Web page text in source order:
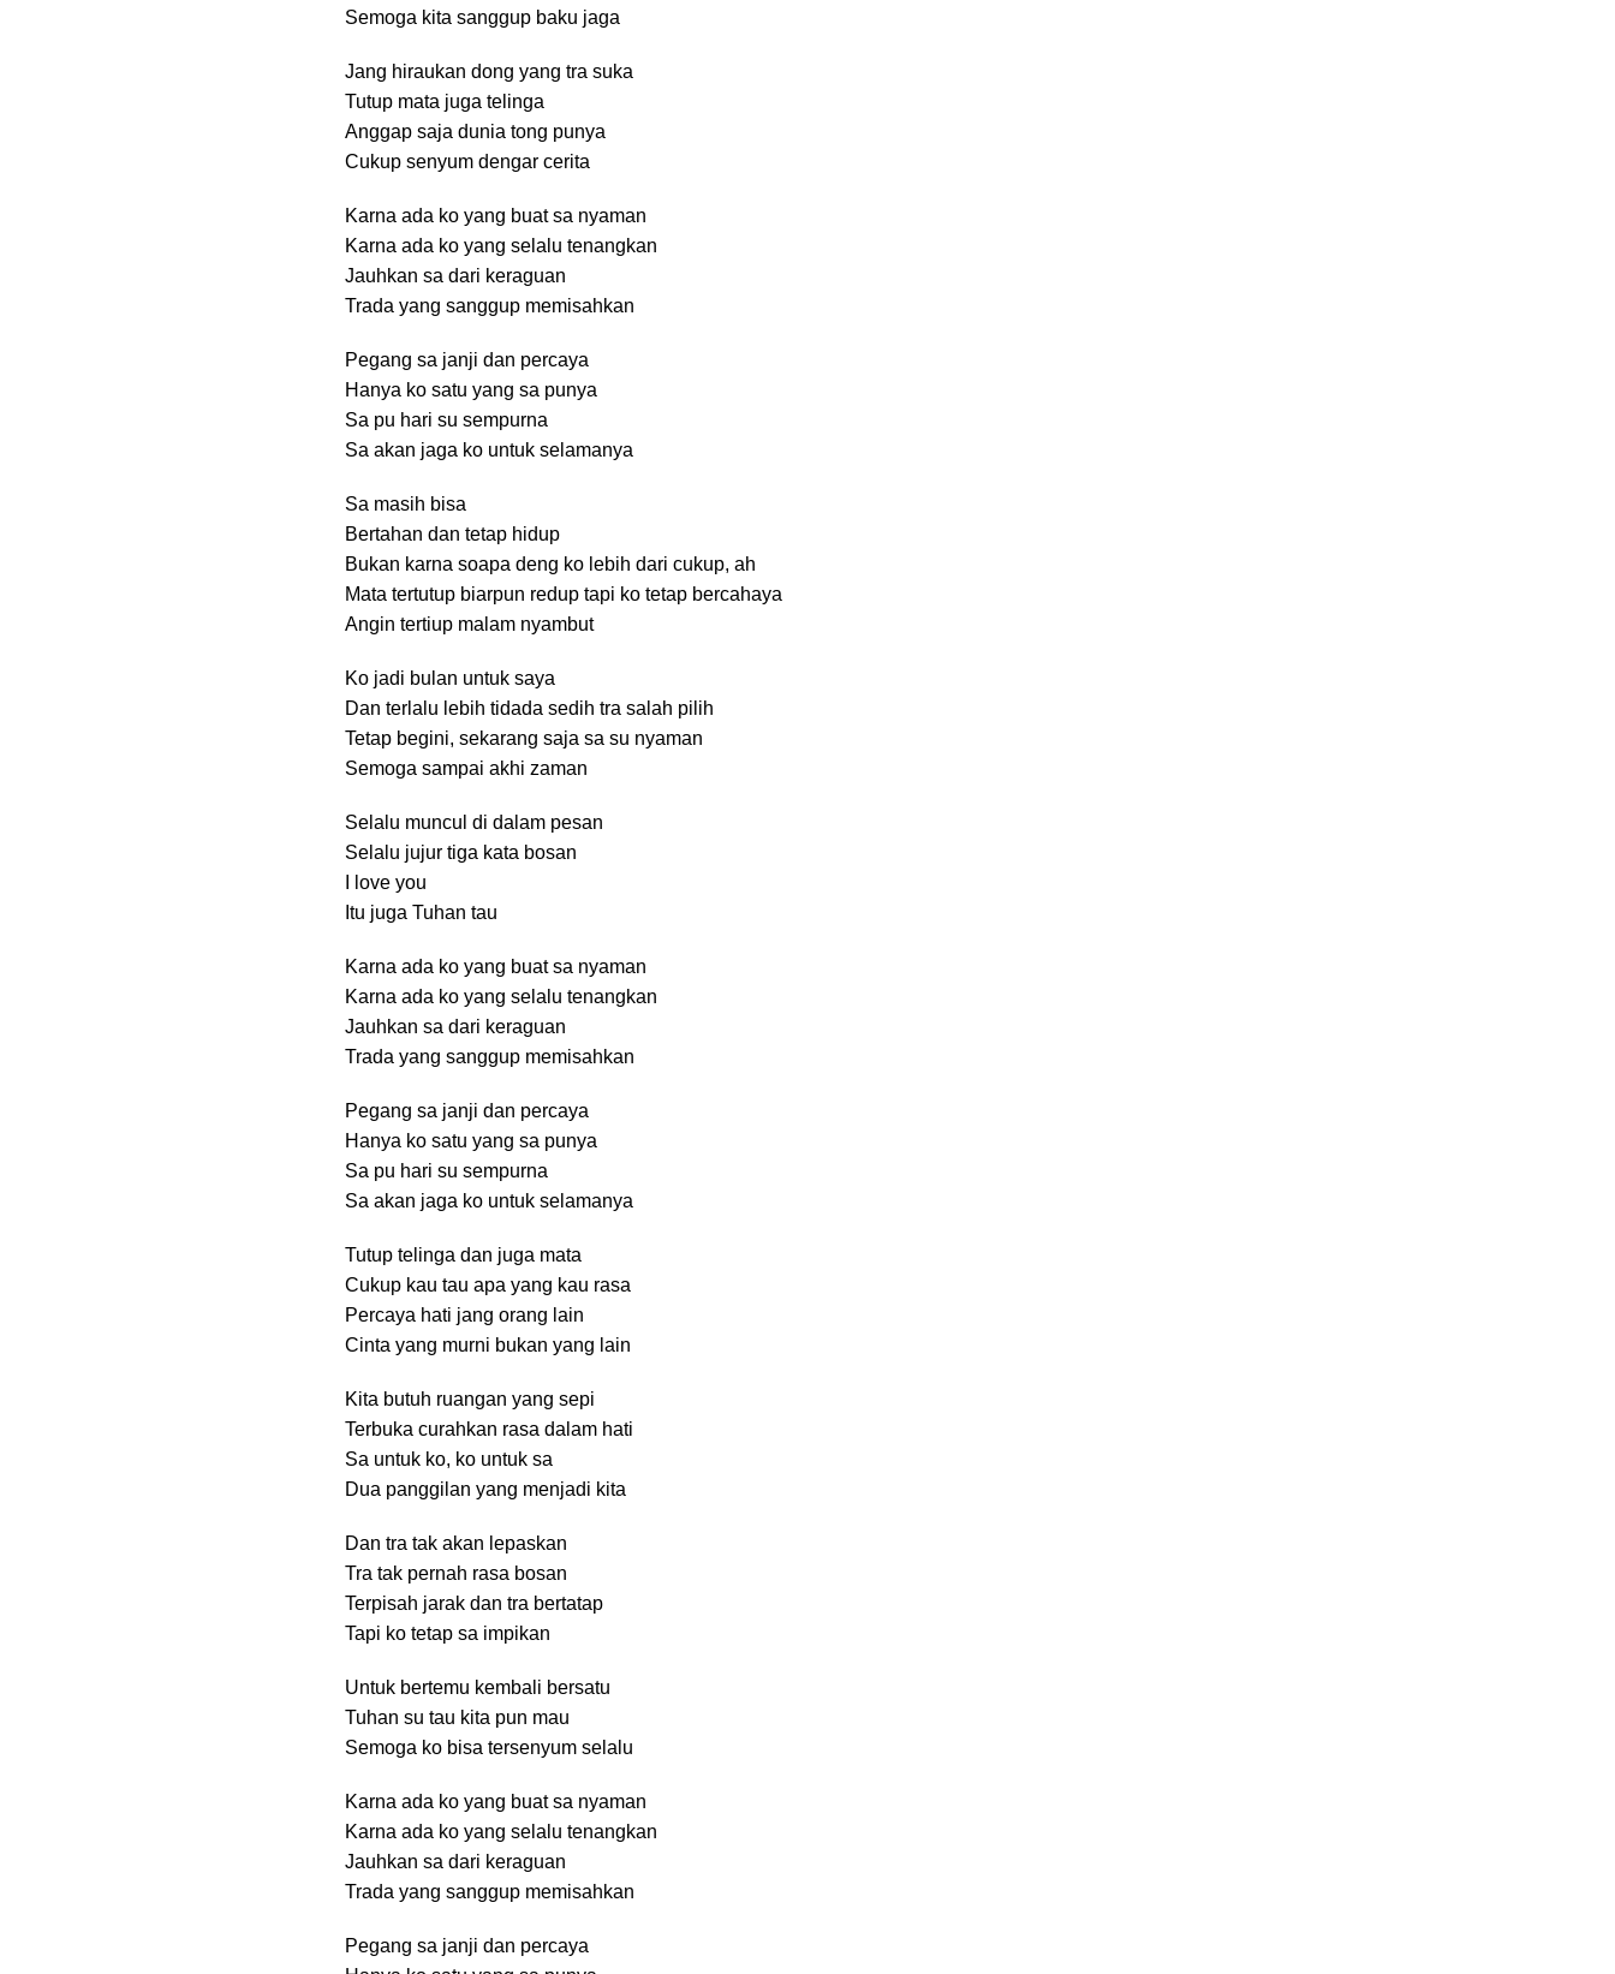
Semoga kita sanggup baku jaga
Jang hiraukan dong yang tra suka
Tutup mata juga telinga
Anggap saja dunia tong punya
Cukup senyum dengar cerita
Karna ada ko yang buat sa nyaman
Karna ada ko yang selalu tenangkan
Jauhkan sa dari keraguan
Trada yang sanggup memisahkan
Pegang sa janji dan percaya
Hanya ko satu yang sa punya
Sa pu hari su sempurna
Sa akan jaga ko untuk selamanya
Sa masih bisa
Bertahan dan tetap hidup
Bukan karna soapa deng ko lebih dari cukup, ah
Mata tertutup biarpun redup tapi ko tetap bercahaya
Angin tertiup malam nyambut
Ko jadi bulan untuk saya
Dan terlalu lebih tidada sedih tra salah pilih
Tetap begini, sekarang saja sa su nyaman
Semoga sampai akhi zaman
Selalu muncul di dalam pesan
Selalu jujur tiga kata bosan
I love you
Itu juga Tuhan tau
Karna ada ko yang buat sa nyaman
Karna ada ko yang selalu tenangkan
Jauhkan sa dari keraguan
Trada yang sanggup memisahkan
Pegang sa janji dan percaya
Hanya ko satu yang sa punya
Sa pu hari su sempurna
Sa akan jaga ko untuk selamanya
Tutup telinga dan juga mata
Cukup kau tau apa yang kau rasa
Percaya hati jang orang lain
Cinta yang murni bukan yang lain
Kita butuh ruangan yang sepi
Terbuka curahkan rasa dalam hati
Sa untuk ko, ko untuk sa
Dua panggilan yang menjadi kita
Dan tra tak akan lepaskan
Tra tak pernah rasa bosan
Terpisah jarak dan tra bertatap
Tapi ko tetap sa impikan
Untuk bertemu kembali bersatu
Tuhan su tau kita pun mau
Semoga ko bisa tersenyum selalu
Karna ada ko yang buat sa nyaman
Karna ada ko yang selalu tenangkan
Jauhkan sa dari keraguan
Trada yang sanggup memisahkan
Pegang sa janji dan percaya